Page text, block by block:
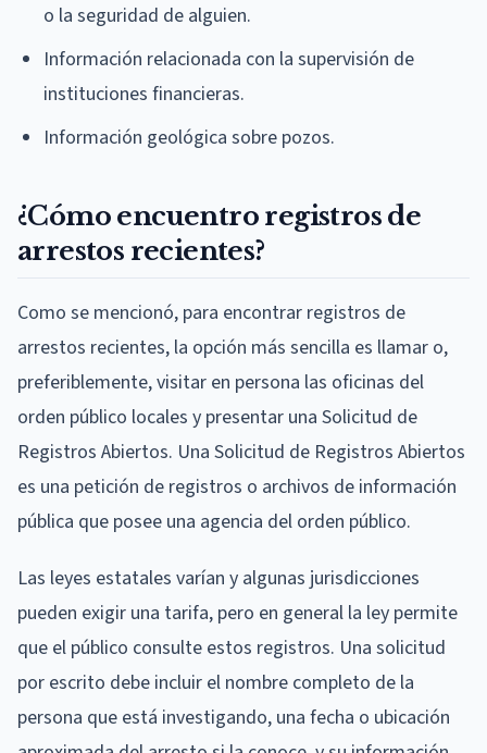
o la seguridad de alguien.
Información relacionada con la supervisión de
instituciones financieras.
Información geológica sobre pozos.
¿Cómo encuentro registros de
arrestos recientes?
Como se mencionó, para encontrar registros de
arrestos recientes, la opción más sencilla es llamar o,
preferiblemente, visitar en persona las oficinas del
orden público locales y presentar una Solicitud de
Registros Abiertos. Una Solicitud de Registros Abiertos
es una petición de registros o archivos de información
pública que posee una agencia del orden público.
Las leyes estatales varían y algunas jurisdicciones
pueden exigir una tarifa, pero en general la ley permite
que el público consulte estos registros. Una solicitud
por escrito debe incluir el nombre completo de la
persona que está investigando, una fecha o ubicación